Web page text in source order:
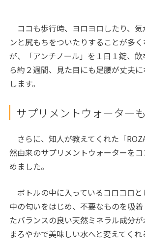
ココも歩行時、ヨロヨロしたり、気
ンと尻もちをついたりすることが多
が、「アンチノール」を１日１錠、
ら約２週間、見た目にも足腰が丈夫
します。
サプリメントウォーターも
さらに、知人が教えてくれた「
然由来のサプリメントウォーターを
めました。
ボトルの中に入っているコロコロ
中の匂いをはじめ、不要なものを吸
たバランスの良い天然ミネラル成分が
まろやかで美味しい水へと変えてくれ